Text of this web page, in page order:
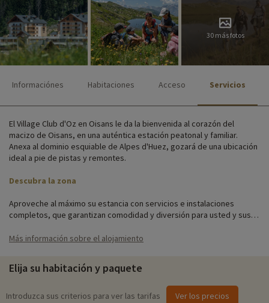
30 más fotos
Informaciónes Habitaciones Acceso Servicios
El Village Club d'Oz en Oisans le da la bienvenida al corazón del
macizo de Oisans, en una auténtica estación peatonal y familiar.
Anexa al dominio esquiable de Alpes d'Huez, gozará de una ubicación
ideal a pie de pistas y remontes.
Descubra la zona
Aproveche al máximo su estancia con servicios e instalaciones
completos, que garantizan comodidad y diversión para usted y sus
montaña, una piscina y un espacio de relajación para descansar. Una
puericultura. Y no olvide que su paquete todo incluido incluye forfaits
Más información sobre el alojamiento
Elija su habitación y paquete
Introduzca sus criterios para ver las tarifas Ver los precios